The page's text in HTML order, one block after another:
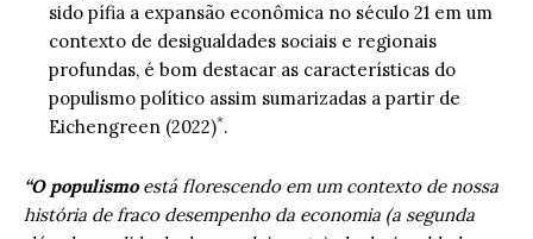
sido pífia a expansão econômica no século 21 em um
contexto de desigualdades sociais e regionais
profundas, é bom destacar as características do
populismo político assim sumarizadas a partir de
Eichengreen (2022)*.
“O populismoestá florescendo em um contexto de nossa
história de fraco desempenho da economia (a segunda